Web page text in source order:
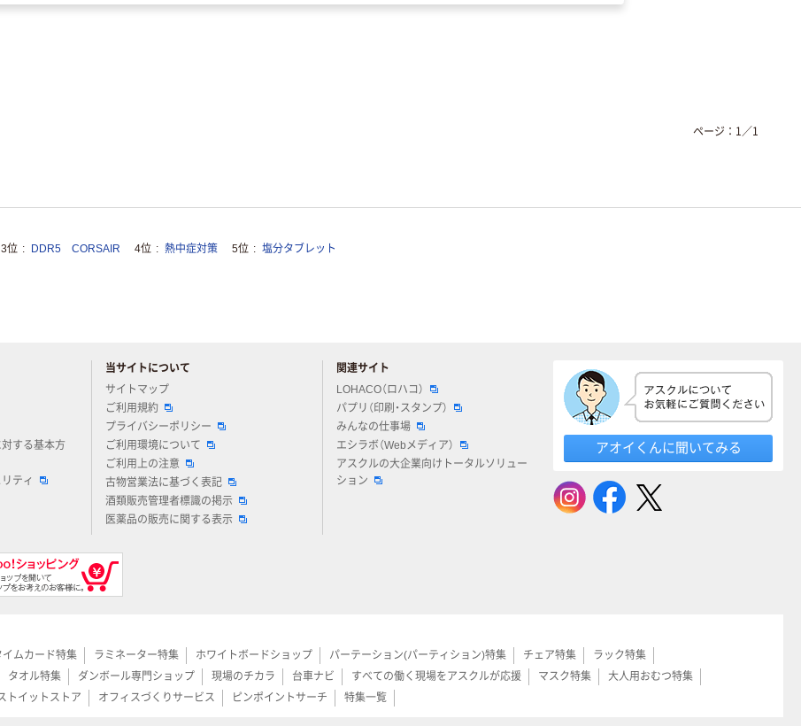
ページ： 1 ／1
3位 DDR5 CORSAIR 4位 熱中症対策 5位 塩分タブレット
する基本方
ティ
当サイトについて
サイトマップ
ご利用規約
プライバシーポリシー
ご利用環境について
ご利用上の注意
古物営業法に基づく表記
酒類販売管理者標識の掲示
医薬品の販売に関する表示
関連サイト
LOHACO（ロハコ）
パプリ（印刷・スタンプ）
みんなの仕事場
エシラボ（Webメディア）
アスクルの大企業向けトータルソリュー
ション
アオイくんに聞いてみる
イムカード特集 ラミネーター特集 ホワイトボードショップ パーテーション(パーティション)特集 チェア特集
ラック特集
タオル特集 ダンボール専門ショップ 現場のチカラ 台車ナビ すべての働く現場をアスクルが応援 マスク特集
大人用おむつ特集
トイットストア オフィスづくりサービス ピンポイントサーチ 特集一覧